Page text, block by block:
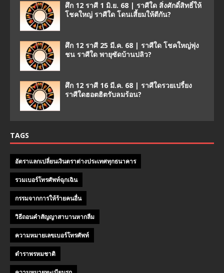
ศึก 12 ราศี 1 มิ.ย. 68 | ราศีใด สิ่งศักดิ์สิทธิ์ให้
โชคใหญ่ ราศีใด โดนเสี้ยมให้ตีกัน?
ศึก 12 ราศี 25 มี.ค. 68 | ราศีใด โชคใหญ่พุ่ง
ชน ราศีใด พายุซัดบ้านปลิว?
ศึก 12 ราศี 16 มี.ค. 68 | ราศีใดรวยเปรี้ยง
ราศีใดฮอตฮิตรับลมร้อน?
TAGS
อัตราแลกเปลี่ยนเงินตราต่างประเทศทุกธนาคาร
รวมเบอร์โทรศัพท์ฉุกเฉิน
กรรมจากการให้ร้ายคนอื่น
วิธีถอนคําสัญญาสาบานหากลืม
ความหมายเลขเบอร์โทรศัพท์
ตำราพรหมชาติ